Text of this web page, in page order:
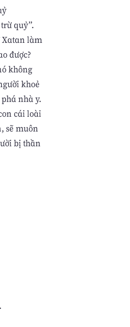
quỷ”.
Xatan làm
được?
không
khoẻ
nhà y.
cái loài
sẽ muôn
bị thần